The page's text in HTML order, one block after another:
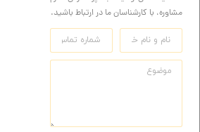
مشاوره، با کارشناسان ما در ارتباط باشید.